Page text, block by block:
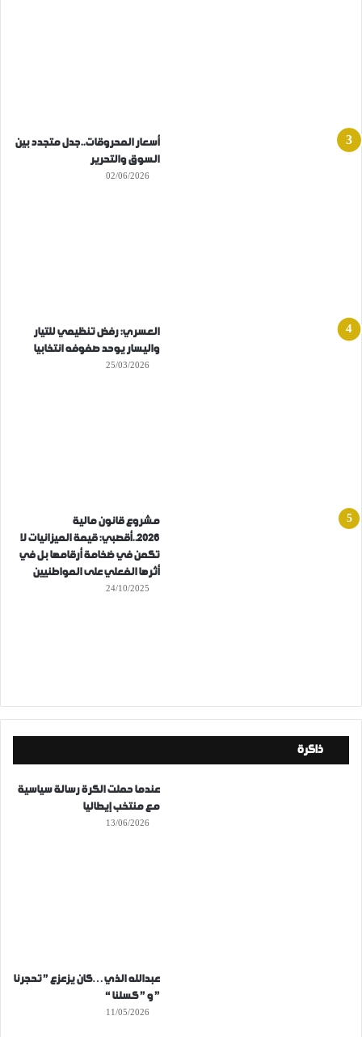
أسعار المحروقات..جدل متجدد بين
السوق والتحرير
02/06/2026
العسري: رفض تنظيمي للتيار
واليسار يوحد صفوفه انتخابيا
25/03/2026
مشروع قانون مالية
2026..أقصبي: قيمة الميزانيات لا
تكمن في ضخامة أرقامها بل في
أثرها الفعلي على المواطنيين
24/10/2025
ذاكرة
عندما حملت الكرة رسالة سياسية
مع منتخب إيطاليا
13/06/2026
عبدالله الذي…كان يزعزع ” تحجرنا
” و ” كسلنا “
11/05/2026